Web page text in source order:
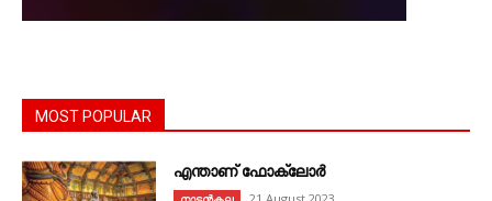
MOST POPULAR
എന്താണ്‌ ഫോക്‌ലോർ